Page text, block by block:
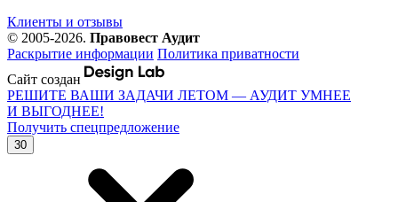
Клиенты и отзывы
© 2005-2026. Правовест Аудит
Раскрытие информации Политика приватности
Сайт создан
РЕШИТЕ ВАШИ ЗАДАЧИ ЛЕТОМ — АУДИТ УМНЕЕ
И ВЫГОДНЕЕ!
Получить спецпредложение
30